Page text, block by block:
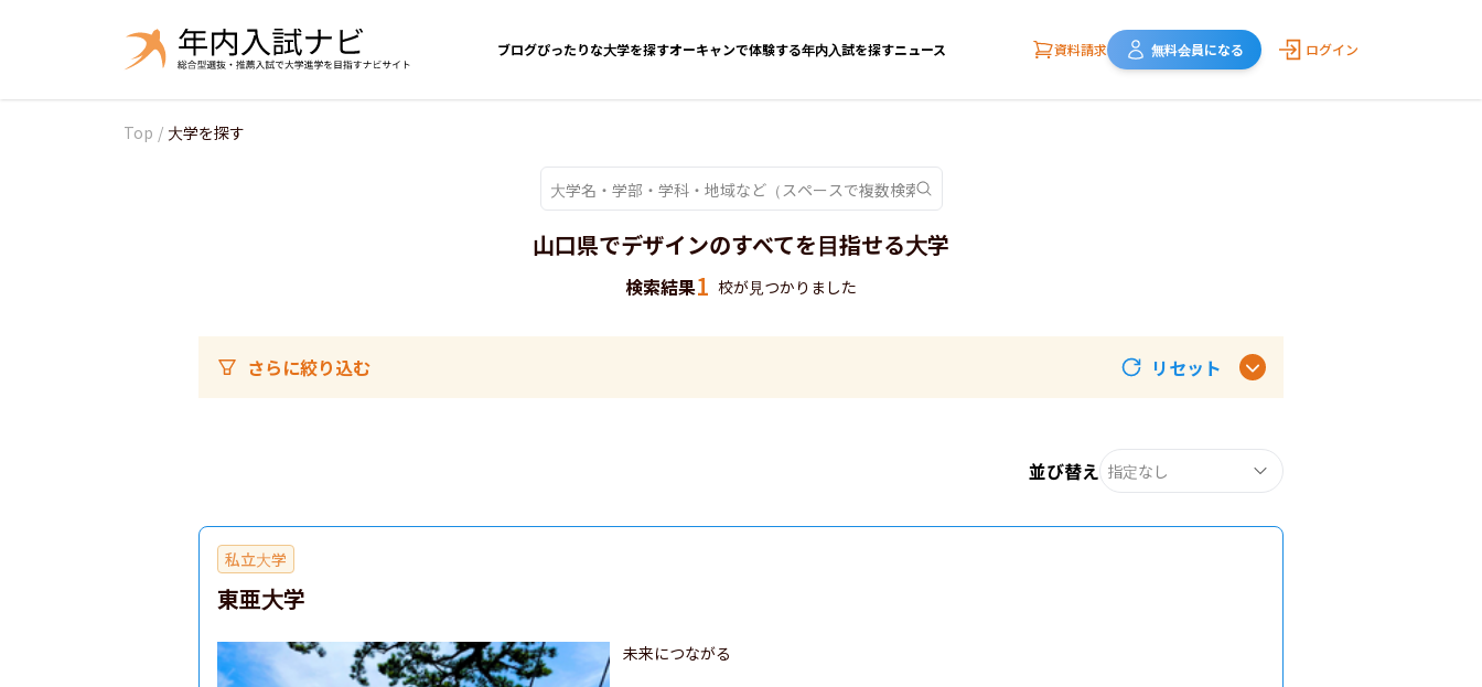
ブログぴったりな大学を探すオーキャンで体験する年内入試を探すニュース 資料請求 無料会員になる ログイン
Top / 大学を探す
山口県でデザインのすべてを目指せる大学
検索結果1 校が見つかりました
さらに絞り込む リセット
並び替え 指定なし
私立大学
東亜大学
未来につながる